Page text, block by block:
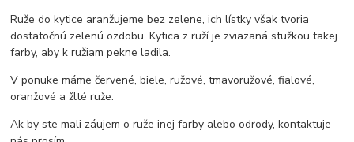
Ruže do kytice aranžujeme bez zelene, ich lístky však tvoria
dostatočnú zelenú ozdobu. Kytica z ruží je zviazaná stužkou takej
farby, aby k ružiam pekne ladila.
V ponuke máme červené, biele, ružové, tmavoružové, fialové,
oranžové a žlté ruže.
Ak by ste mali záujem o ruže inej farby alebo odrody, kontaktuje